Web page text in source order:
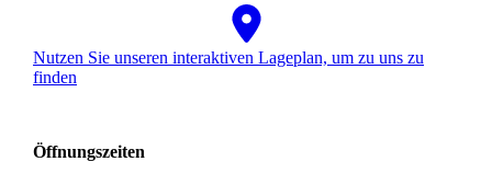
Nutzen Sie unseren interaktiven La­ge­plan, um zu uns zu
finden
Öffnungszeiten